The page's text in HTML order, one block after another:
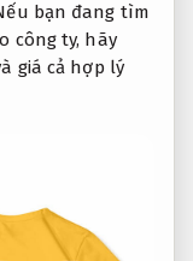
bạn đang tìm
công ty, hãy
giá cả hợp lý